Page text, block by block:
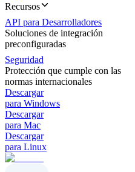
Recursos
API para Desarrolladores
Soluciones de integración
preconfiguradas
Seguridad
Protección que cumple con las
normas internacionales
Descargar
para Windows
Descargar
para Mac
Descargar
para Linux